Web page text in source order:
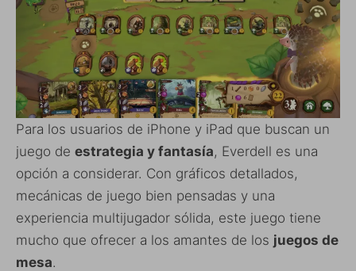
Para los usuarios de iPhone y iPad que buscan un
juego de estrategia y fantasía, Everdell es una
opción a considerar. Con gráficos detallados,
mecánicas de juego bien pensadas y una
experiencia multijugador sólida, este juego tiene
mucho que ofrecer a los amantes de los juegos de
mesa.